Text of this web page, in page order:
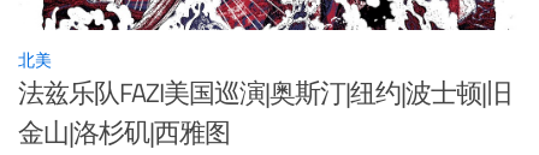
北美
法兹乐队FAZI美国巡演|奥斯汀|纽约|波士顿|旧
金山|洛杉矶|西雅图